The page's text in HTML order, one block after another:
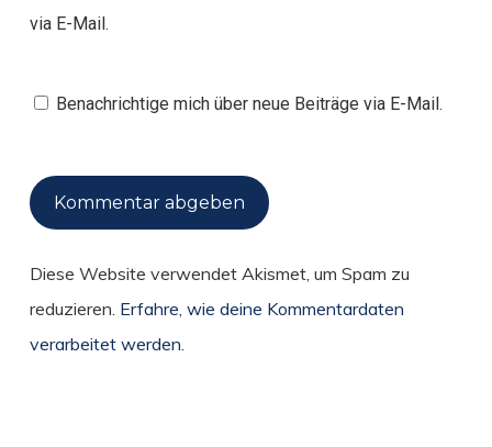
via E-Mail.
Benachrichtige mich über neue Beiträge via E-Mail.
Diese Website verwendet Akismet, um Spam zu
reduzieren. Erfahre, wie deine Kommentardaten
verarbeitet werden.